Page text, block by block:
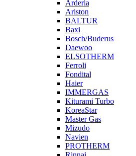
Arderia
Ariston
BALTUR
Baxi
Bosch/Buderus
Daewoo
ELSOTHERM
Ferroli
Fondital
Haier
IMMERGAS
Kiturami Turbo
KoreaStar
Master Gas
Mizudo
Navien
PROTHERM